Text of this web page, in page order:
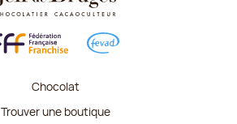
Chocolat
Trouver une boutique